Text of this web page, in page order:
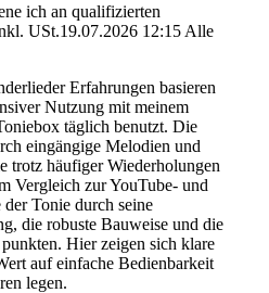
ich an qualifizierten
USt.19.07.2026 12:15 Alle
Erfahrungen basieren
Nutzung mit meinem
täglich benutzt. Die
eingängige Melodien und
trotz häufiger Wiederholungen
Vergleich zur YouTube- und
Tonie durch seine
die robuste Bauweise und die
Hier zeigen sich klare
auf einfache Bedienbarkeit
legen.